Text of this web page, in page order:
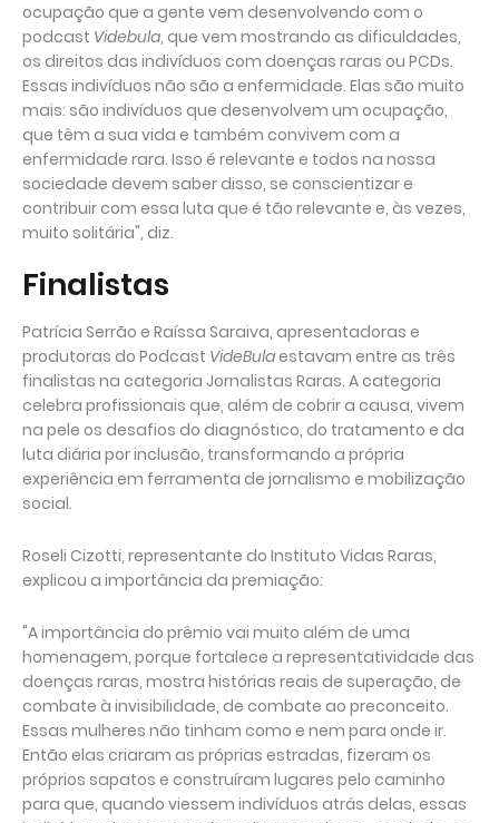
ocupação que a gente vem desenvolvendo com o
podcast Videbula, que vem mostrando as dificuldades,
os direitos das indivíduos com doenças raras ou PCDs.
Essas indivíduos não são a enfermidade. Elas são muito
mais: são indivíduos que desenvolvem um ocupação,
que têm a sua vida e também convivem com a
enfermidade rara. Isso é relevante e todos na nossa
sociedade devem saber disso, se conscientizar e
contribuir com essa luta que é tão relevante e, às vezes,
muito solitária", diz.
Finalistas
Patrícia Serrão e Raíssa Saraiva, apresentadoras e
produtoras do Podcast VideBulaestavam entre as três
finalistas na categoria Jornalistas Raras. A categoria
celebra profissionais que, além de cobrir a causa, vivem
na pele os desafios do diagnóstico, do tratamento e da
luta diária por inclusão, transformando a própria
experiência em ferramenta de jornalismo e mobilização
social.
Roseli Cizotti, representante do Instituto Vidas Raras,
explicou a importância da premiação:
"A importância do prêmio vai muito além de uma
homenagem, porque fortalece a representatividade das
doenças raras, mostra histórias reais de superação, de
combate à invisibilidade, de combate ao preconceito.
Essas mulheres não tinham como e nem para onde ir.
Então elas criaram as próprias estradas, fizeram os
próprios sapatos e construíram lugares pelo caminho
para que, quando viessem indivíduos atrás delas, essas